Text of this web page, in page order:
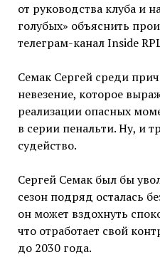
от руководства клуба и
голубых» объяснить
телеграм-канал Inside
Семак Сергей среди
невезение, которое
реализации опасных
в серии пенальти. Ну, и
судейство.
Сергей Семак был бы
сезон подряд осталась
он может вздохнуть
что отработает свой
до 2030 года.